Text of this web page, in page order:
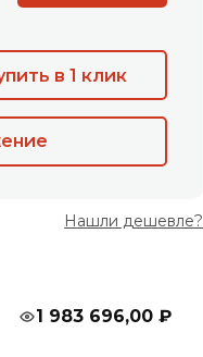
в 1 клик
Нашли дешевле?
1 983 696,00 ₽